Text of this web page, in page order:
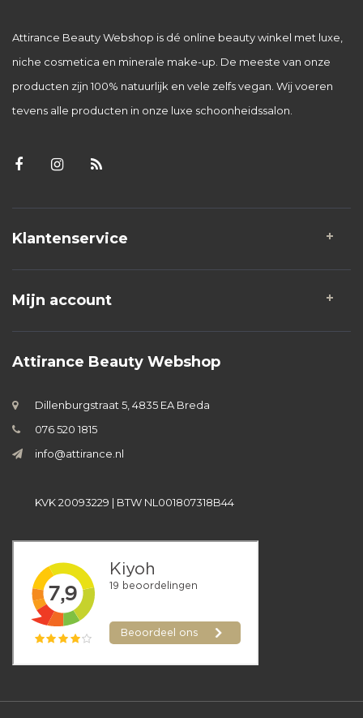
Attirance Beauty Webshop is dé online beauty winkel met luxe,
niche cosmetica en minerale make-up. De meeste van onze
producten zijn 100% natuurlijk en vele zelfs vegan. Wij voeren
tevens alle producten in onze luxe schoonheidssalon.
Klantenservice
Mijn account
Attirance Beauty Webshop
Dillenburgstraat 5, 4835 EA Breda
076 520 1815
info@attirance.nl
KVK 20093229 | BTW NL001807318B44